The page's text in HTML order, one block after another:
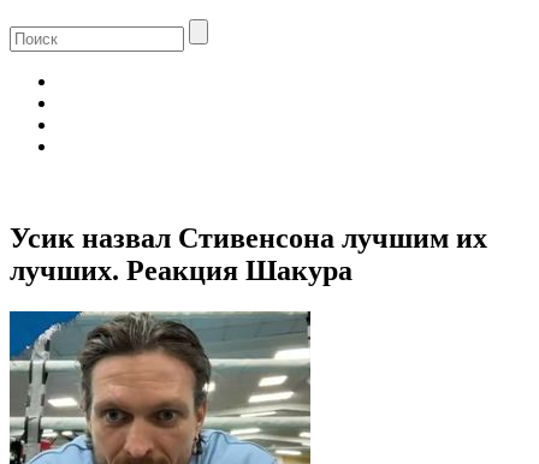
Усик назвал Стивенсона лучшим их
лучших. Реакция Шакура